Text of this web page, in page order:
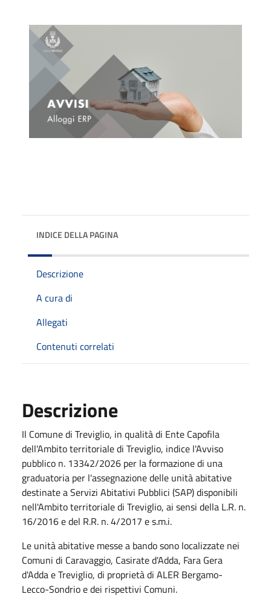
INDICE DELLA PAGINA
Descrizione
A cura di
Allegati
Contenuti correlati
Descrizione
Il Comune di Treviglio, in qualità di Ente Capofila
dell'Ambito territoriale di Treviglio, indice l'Avviso
pubblico n. 13342/2026 per la formazione di una
graduatoria per l'assegnazione delle unità abitative
destinate a Servizi Abitativi Pubblici (SAP) disponibili
nell'Ambito territoriale di Treviglio, ai sensi della L.R. n.
16/2016 e del R.R. n. 4/2017 e s.m.i.
Le unità abitative messe a bando sono localizzate nei
Comuni di Caravaggio, Casirate d'Adda, Fara Gera
d'Adda e Treviglio, di proprietà di ALER Bergamo-
Lecco-Sondrio e dei rispettivi Comuni.